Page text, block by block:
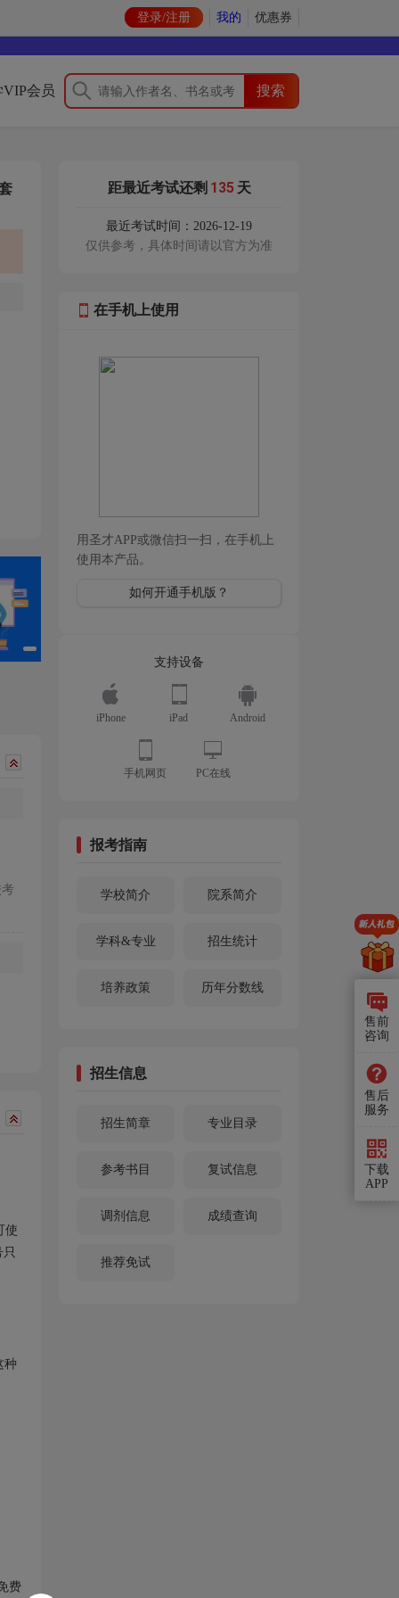
登录/注册 我的 优惠券
会员
使
种
费
距最近考试还剩 135 天
最近考试时间：2026-12-19
仅供参考，具体时间请以官方为准
在手机上使用
用圣才APP或微信扫一扫，在手机上
使用本产品。
如何开通手机版？
支持设备
iPhone iPad Android
手机网页 PC在线
报考指南
学校简介 院系简介
学科&专业 招生统计
培养政策 历年分数线
招生信息
招生简章 专业目录
参考书目 复试信息
调剂信息 成绩查询
推荐免试
售前
咨询
售后
服务
下载
APP